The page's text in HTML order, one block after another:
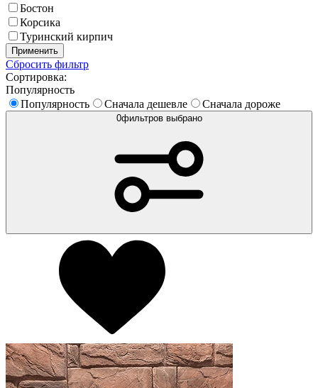
Бостон
Корсика
Туринский кирпич
Применить
Сбросить фильтр
Сортировка:
Популярность
Популярность
Сначала дешевле Сначала дороже
0фильтров выбрано